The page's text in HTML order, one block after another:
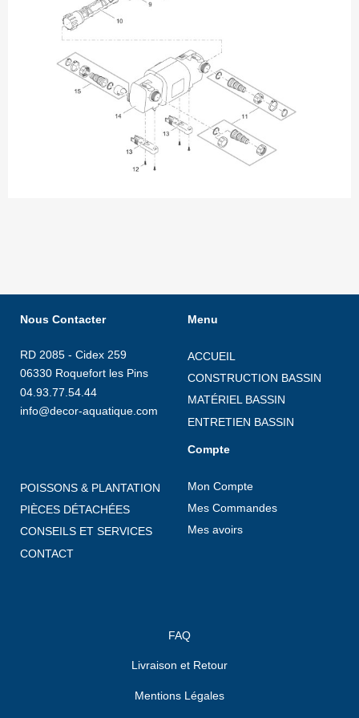
Nous Contacter
RD 2085 - Cidex 259
06330 Roquefort les Pins
04.93.77.54.44
info@decor-aquatique.com
Menu
ACCUEIL
CONSTRUCTION BASSIN
MATÉRIEL BASSIN
ENTRETIEN BASSIN
POISSONS & PLANTATION
PIÈCES DÉTACHÉES
CONSEILS ET SERVICES
CONTACT
Compte
Mon Compte
Mes Commandes
Mes avoirs
FAQ
Livraison et Retour
Mentions Légales